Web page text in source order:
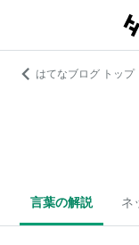
はてなブログ トップ
言葉の解説 ネ